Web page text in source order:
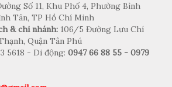
Số 11, Khu Phố 4, Phường Bình
Tân, TP Hồ Chí Minh
& chi nhánh: 106/5 Đường Lưu Chí
Quận Tân Phú
5618 - Di động: 0947 66 88 55 - 0979